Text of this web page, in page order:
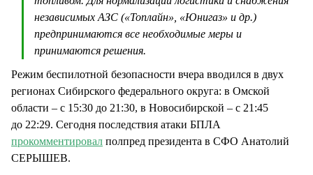
независимых АЗС («Топлайн», «Юнигаз» и др.)
предпринимаются все необходимые меры и
принимаются решения.
Режим беспилотной безопасности вчера вводился в двух
регионах Сибирского федерального округа: в Омской
области – с 15:30 до 21:30, в Новосибирской – с 21:45
до 22:29. Сегодня последствия атаки БПЛА
прокомментировал полпред президента в СФО Анатолий
СЕРЫШЕВ.